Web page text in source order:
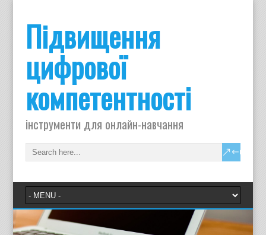
Підвищення
цифрової
компетентності
інструменти для онлайн-навчання